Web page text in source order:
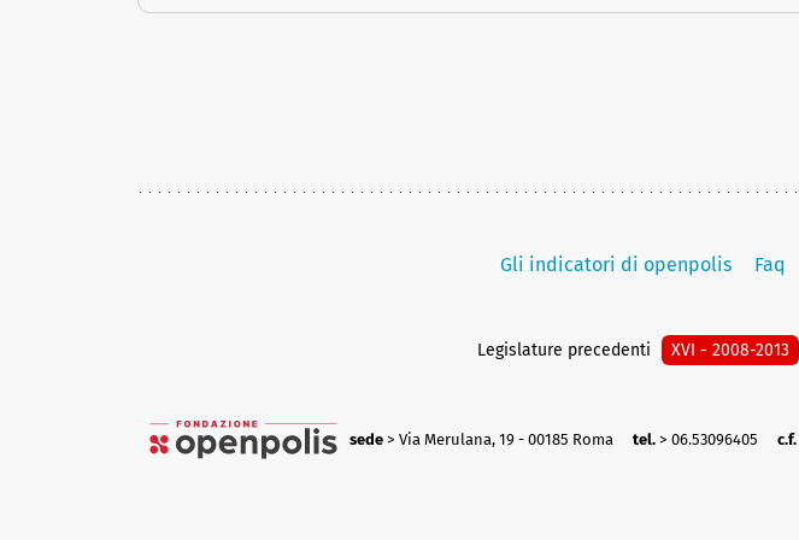
Gli indicatori di openpolis Faq
Legislature precedenti XVI - 2008-2013
sede > Via Merulana, 19 - 00185 Roma tel. > 06.53096405 c.f.